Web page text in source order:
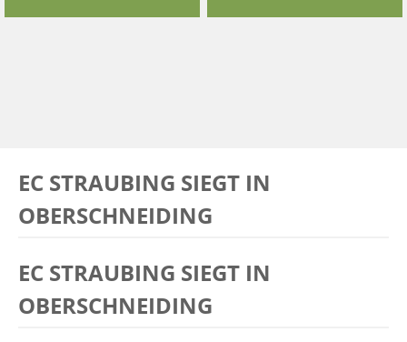
EC STRAUBING SIEGT IN
OBERSCHNEIDING
EC STRAUBING SIEGT IN
OBERSCHNEIDING